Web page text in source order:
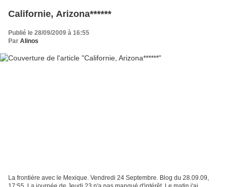
Californie, Arizona******
Publié le 28/09/2009 à 16:55
Par Alinos
La frontière avec le Mexique. Vendredi 24 Septembre. Blog du 28.09.09,